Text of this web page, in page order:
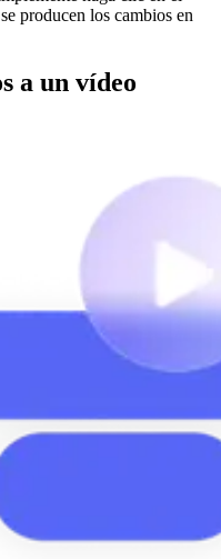
producen los cambios en
a un vídeo